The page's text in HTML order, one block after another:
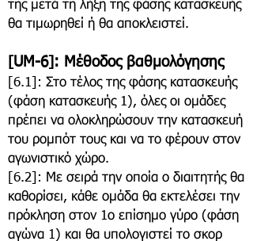
της μετά τη λήξη της φάσης κατασκευής
θα τιμωρηθεί ή θα αποκλειστεί.
[UM-6]: Μέθοδος βαθμολόγησης
[6.1]: Στο τέλος της φάσης κατασκευής
(φάση κατασκευής 1), όλες οι ομάδες
πρέπει να ολοκληρώσουν την κατασκευή
του ρομπότ τους και να το φέρουν στον
αγωνιστικό χώρο.
[6.2]: Με σειρά την οποία ο διαιτητής θα
καθορίσει, κάθε ομάδα θα εκτελέσει την
πρόκληση στον 1ο επίσημο γύρο (φάση
αγώνα 1) και θα υπολογιστεί το σκορ